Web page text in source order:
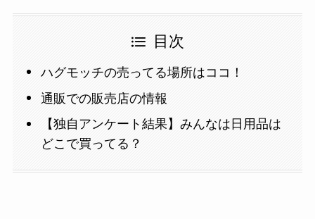
目次
ハグモッチの売ってる場所はココ！
通販での販売店の情報
【独自アンケート結果】みんなは日用品は
どこで買ってる？